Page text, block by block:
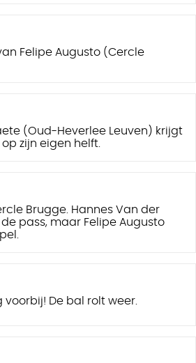
Felipe Augusto (Cercle
(Oud-Heverlee Leuven) krijgt
zijn eigen helft.
Brugge. Hannes Van der
pass, maar Felipe Augusto
voorbij! De bal rolt weer.